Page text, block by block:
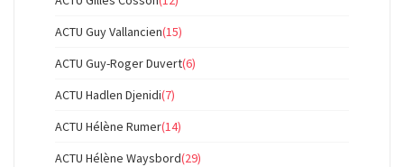
ACTU Guy Vallancien(15)
ACTU Guy-Roger Duvert(6)
ACTU Hadlen Djenidi(7)
ACTU Hélène Rumer(14)
ACTU Hélène Waysbord(29)